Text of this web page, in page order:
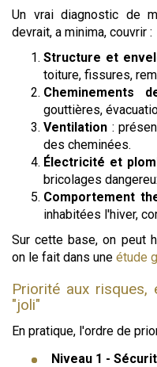
Un vrai diagnostic de
devrait, a minima, couvrir :
Structure et
toiture, fissures,
Cheminements
gouttières,
Ventilation :
des cheminées.
Électricité et
bricolages
Comportement
inhabitées l'hiver,
Sur cette base, on peut
on le fait dans une étude
Priorité aux risques,
"joli"
En pratique, l'ordre de
Niveau 1 -